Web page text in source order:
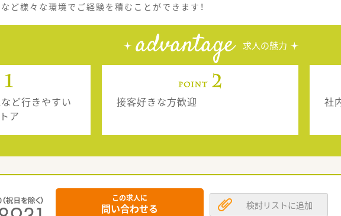
ど様々な環境でご経験を積むことができます！
advantage 求人の魅力
など行きやすい
ア
接客好きな方歓迎 社
この求人に
問い合わせる 検討リストに追加